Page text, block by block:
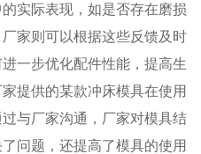
实际表现，如是否存在磨损
家则可以根据这些反馈及时
一步优化配件性能，提高生
提供的某款冲床模具在使用
与厂家沟通，厂家对模具结
问题，还提高了模具的使用